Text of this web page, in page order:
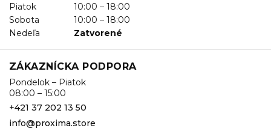
Piatok
10:00 – 18:00
Sobota
10:00 – 18:00
Nedeľa
Zatvorené
ZÁKAZNÍCKA PODPORA
Pondelok – Piatok
08:00 – 15:00
+421 37 202 13 50
info@proxima.store